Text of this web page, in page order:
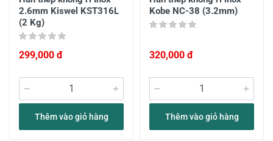
2.6mm Kiswel KST316L
(2 Kg)
299,000 đ
Thêm vào giỏ hàng
Kobe NC-38 (3.2mm)
320,000 đ
Thêm vào giỏ hàng